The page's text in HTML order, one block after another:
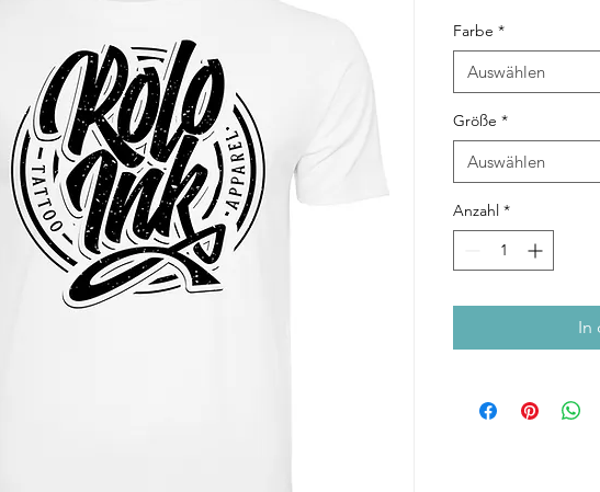
Farbe *
Auswählen
Größe *
Auswählen
Anzahl *
In